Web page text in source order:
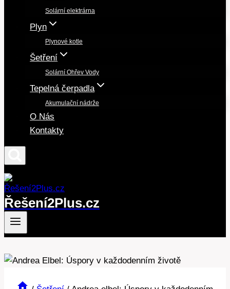
Solární elektrárna
Plyn
Plynové kotle
Šetření
Solární Ohřev Vody
Tepelná čerpadla
Akumulační nádrže
O Nás
Kontakty
Řešení2Plus.cz